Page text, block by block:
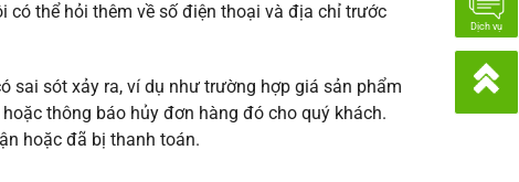
có thể hỏi thêm về số điện thoại và địa chỉ trước
sai sót xảy ra, ví dụ như trường hợp giá sản phẩm
thông báo hủy đơn hàng đó cho quý khách.
hoặc đã bị thanh toán.
Dịch vụ